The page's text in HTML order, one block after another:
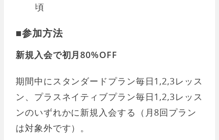
頃
■参加方法
新規入会で初月80%OFF
期間中にスタンダードプラン毎日1,2,3レッス
ン、プラスネイティブプラン毎日1,2,3レッス
ンのいずれかに新規入会する（月8回プラン
は対象外です）。